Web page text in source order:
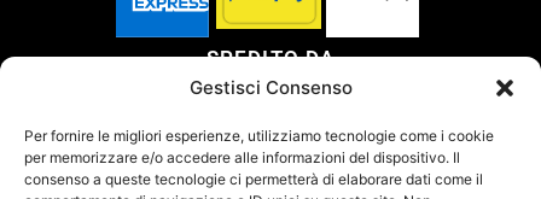
Gestisci Consenso
Per fornire le migliori esperienze, utilizziamo tecnologie come i cookie
per memorizzare e/o accedere alle informazioni del dispositivo. Il
consenso a queste tecnologie ci permetterà di elaborare dati come il
SPEDITO DA
SITO CERTIFICATO